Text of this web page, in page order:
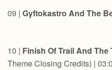
09 | Gyftokastro And The
10 | Finish Of Trail And
Theme Closing Credits) |